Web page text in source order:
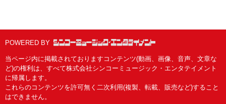
POWERED BY
当ページ内に掲載されておりますコンテンツ(動画、画像、音声、文章な
ど)の権利は、すべて株式会社シンコーミュージック・エンタテイメント
に帰属します。
これらのコンテンツを許可無く二次利用(複製、転載、販売など)すること
はできません。